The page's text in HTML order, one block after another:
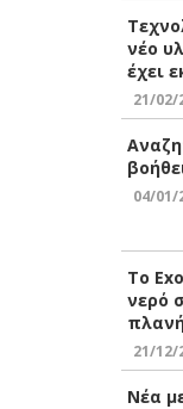
νέο
έχει
21/02/
04/01/
Το
νερό
21/12/
Νέα